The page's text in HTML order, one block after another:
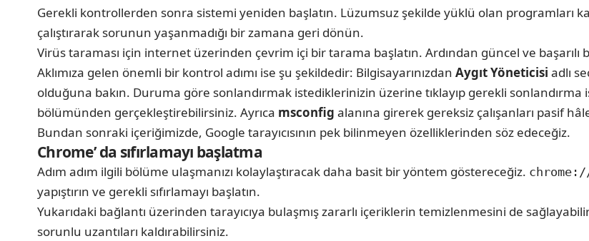
Gerekli kontrollerden sonra sistemi yeniden başlatın. Lüzumsuz şekilde yüklü olan programları
çalıştırarak sorunun yaşanmadığı bir zamana geri dönün.
Virüs taraması için internet üzerinden çevrim içi bir tarama başlatın. Ardından güncel ve
Aklımıza gelen önemli bir kontrol adımı ise şu şekildedir: Bilgisayarınızdan Aygıt Yöneticisi adlı
olduğuna bakın. Duruma göre sonlandırmak istediklerinizin üzerine tıklayıp gerekli sonlandırma
bölümünden gerçekleştirebilirsiniz. Ayrıca msconfig alanına girerek gereksiz çalışanları pasif
Bundan sonraki içeriğimizde, Google tarayıcısının pek bilinmeyen özelliklerinden söz edeceğiz.
Chrome’ da sıfırlamayı başlatma
Adım adım ilgili bölüme ulaşmanızı kolaylaştıracak daha basit bir yöntem göstereceğiz.
yapıştırın ve gerekli sıfırlamayı başlatın.
Yukarıdaki bağlantı üzerinden tarayıcıya bulaşmış zararlı içeriklerin temizlenmesini de
sorunlu uzantıları kaldırabilirsiniz.